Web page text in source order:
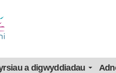
a digwyddiadau